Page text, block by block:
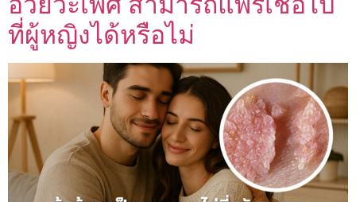
ที่ผู้หญิงได้หรือไม่